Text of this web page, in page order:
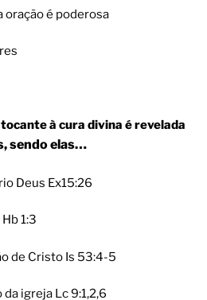
oração é poderosa
à cura divina é revelada
sendo elas…
Deus Ex15:26
1:3
de Cristo Is 53:4-5
igreja Lc 9:1,2,6